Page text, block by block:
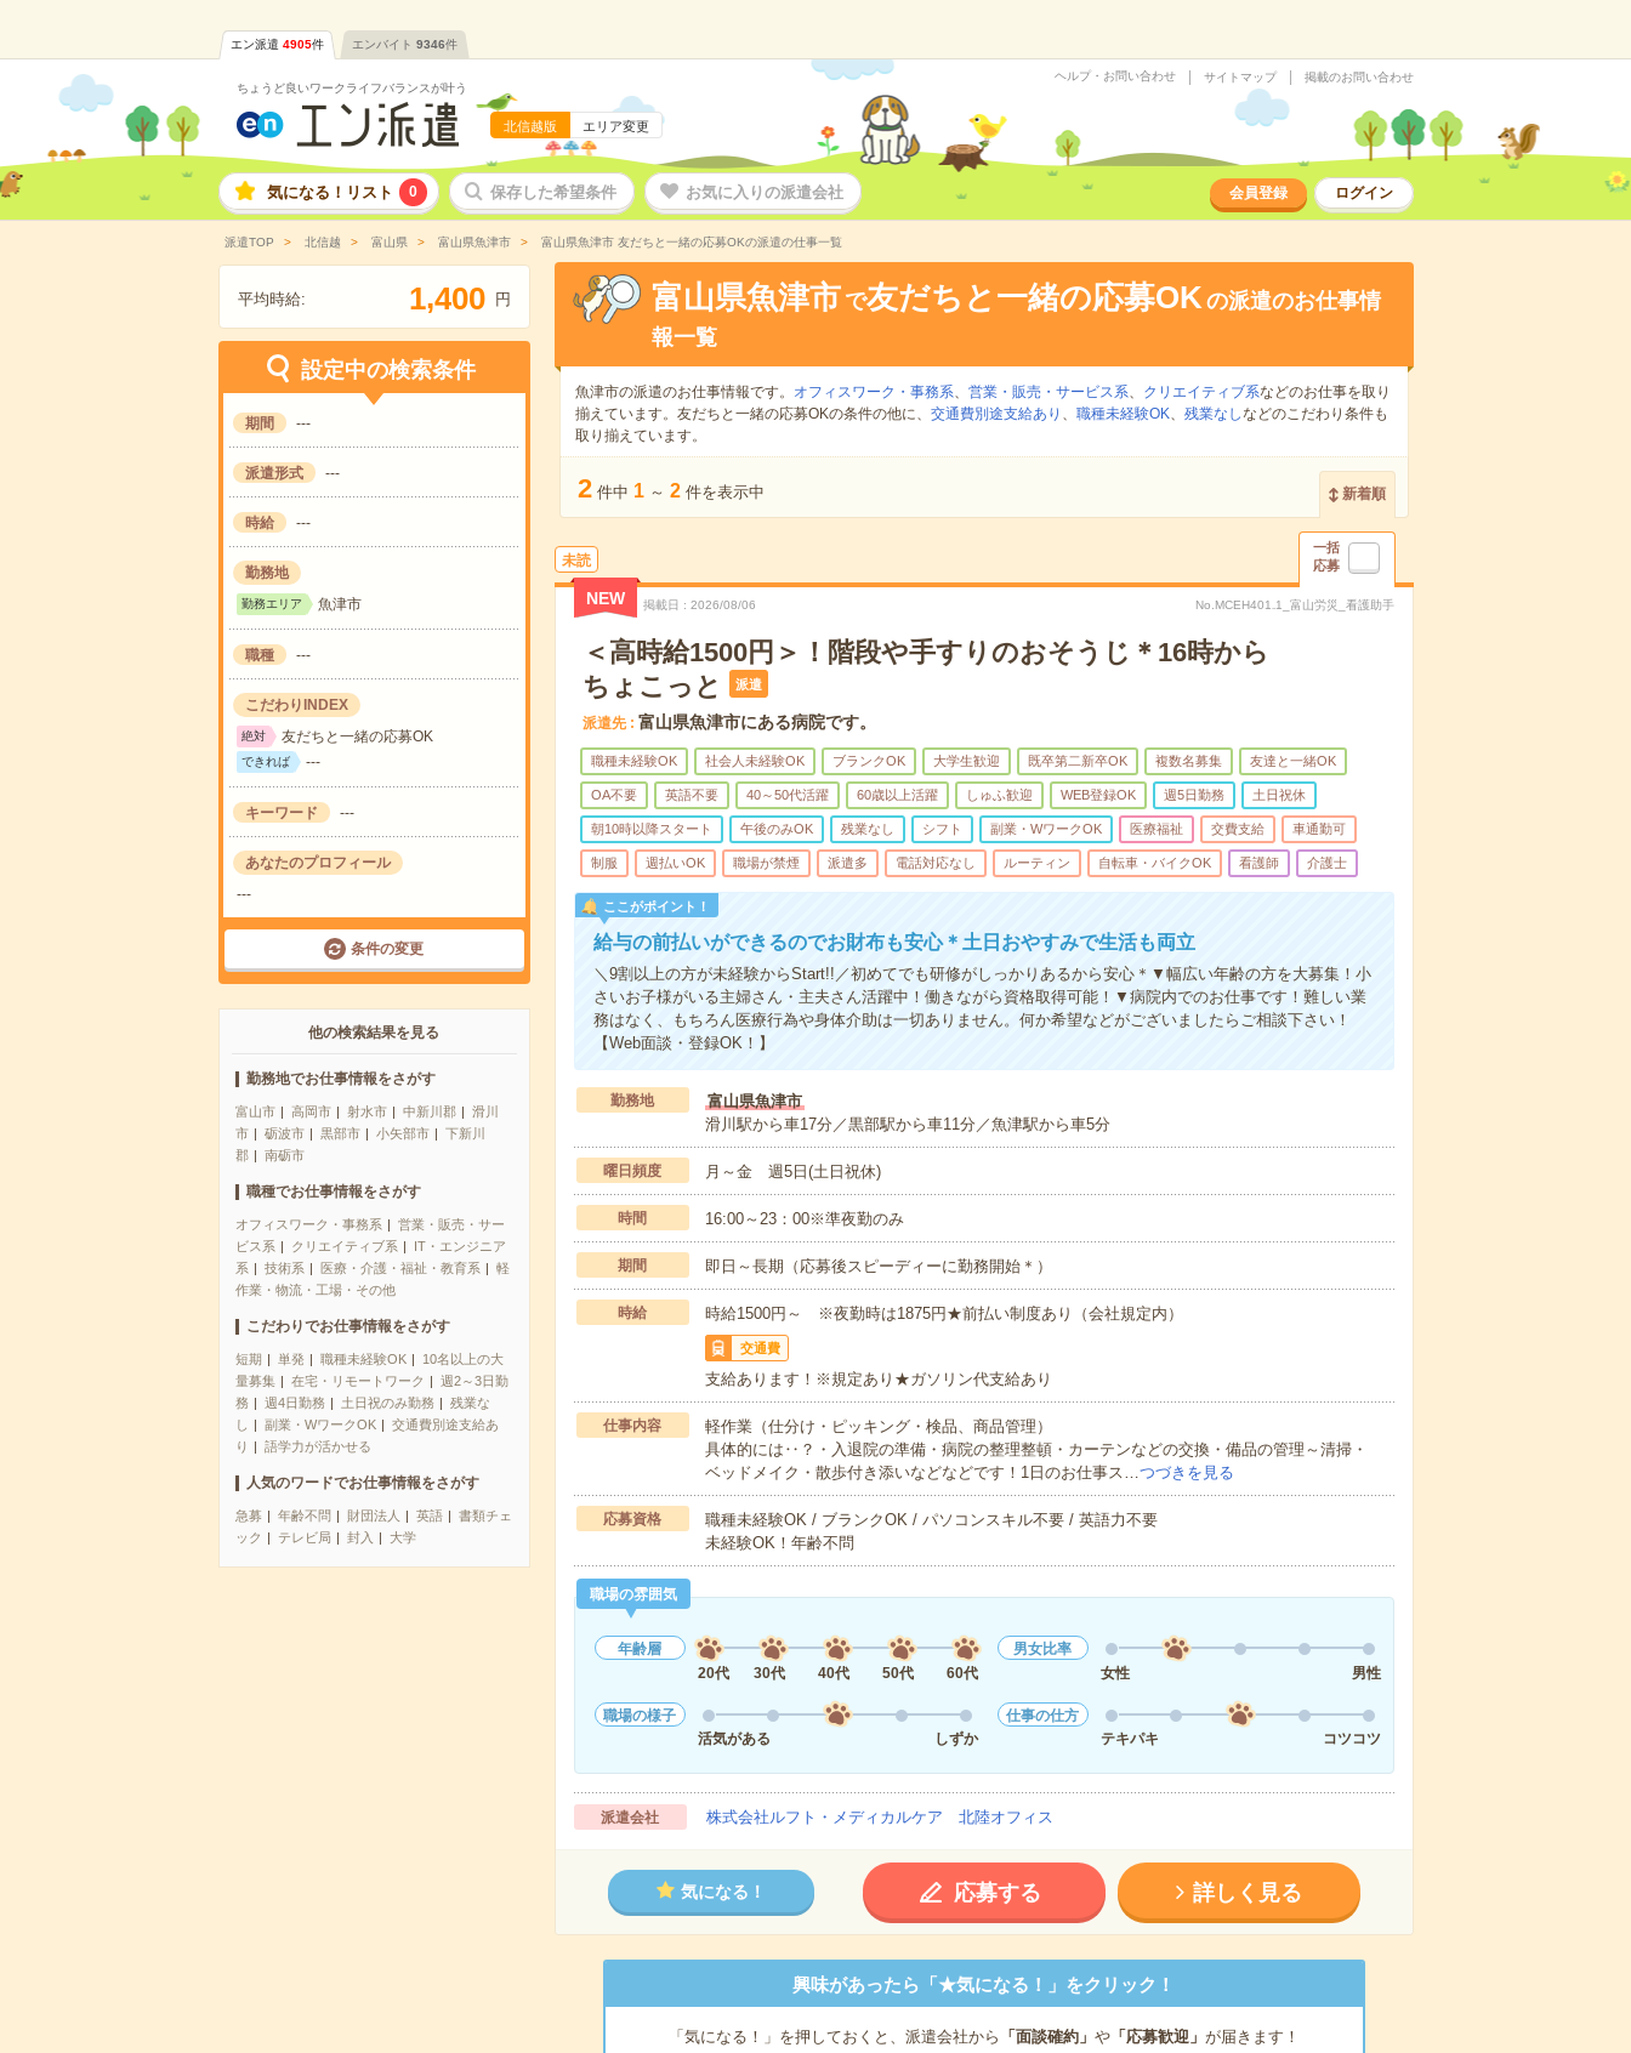
エン派遣 4905件 エンバイト 9346件
ちょうど良いワークライフバランスが叶う
北信越版 エリア変更
ヘルプ・お問い合わせ サイトマップ 掲載のお問い合わせ
気になる！リスト 0 保存した希望条件 お気に入りの派遣会社 会員登録 ログイン
派遣TOP 北信越 富山県 富山県魚津市 富山県魚津市 友だちと一緒の応募OKの派遣の仕事一覧
平均時給: 1,400 円
設定中の検索条件
期間 ---
派遣形式 ---
時給 ---
勤務地
勤務エリア 魚津市
職種 ---
こだわりINDEX
絶対 友だちと一緒の応募OK
できれば ---
キーワード ---
あなたのプロフィール
---
条件の変更
他の検索結果を見る
勤務地でお仕事情報をさがす
富山市 高岡市 射水市 中新川郡
滑川
市
砺波市 黒部市 小矢部市
下新川
郡
南砺市
職種でお仕事情報をさがす
オフィスワーク・事務系
営業・販売・サー
ビス系
クリエイティブ系
IT・エンジニア
系
技術系 医療・介護・福祉・教育系
軽
作業・物流・工場・その他
こだわりでお仕事情報をさがす
短期 単発 職種未経験OK
10名以上の大
量募集
在宅・リモートワーク
週2～3日勤
務
週4日勤務 土日祝のみ勤務
残業な
し
副業・WワークOK
交通費別途支給あ
り
語学力が活かせる
人気のワードでお仕事情報をさがす
急募 年齢不問 財団法人 英語
書類チェ
ック
テレビ局 封入 大学
富山県魚津市 で友だちと一緒の応募OKの派遣のお仕事情
報一覧
魚津市の派遣のお仕事情報です。 オフィスワーク・事務系、 営業・販売・サービス系、 クリエイティブ系などのお仕事を取り
揃えています。友だちと一緒の応募OKの条件の他に、 交通費別途支給あり 、 職種未経験OK、 残業なしなどのこだわり条件も
取り揃えています。
2 件中 1 ～ 2 件を表示中 新着順
未読
一括
応募
NEW 掲載日 2026/08/06 No.MCEH401₋1_富山労災_看護助手
＜高時給1500円＞！階段や手すりのおそうじ＊16時から
ちょこっと
派遣
派遣先 富山県魚津市にある病院です。
職種未経験OK 社会人未経験OK ブランクOK 大学生歓迎 既卒第二新卒OK 複数名募集 友達と一緒OK
OA不要 英語不要 40～50代活躍 60歳以上活躍 しゅふ歓迎 WEB登録OK 週5日勤務 土日祝休
朝10時以降スタート 午後のみOK 残業なし シフト 副業・WワークOK 医療福祉 交費支給 車通勤可
制服 週払いOK 職場が禁煙 派遣多 電話対応なし ルーティン 自転車・バイクOK 看護師 介護士
ここがポイント！
給与の前払いができるのでお財布も安心＊土日おやすみで生活も両立
＼9割以上の方が未経験からStart!!／初めてでも研修がしっかりあるから安心＊▼幅広い年齢の方を大募集！小
さいお子様がいる主婦さん・主夫さん活躍中！働きながら資格取得可能！▼病院内でのお仕事です！難しい業
務はなく、もちろん医療行為や身体介助は一切ありません。何か希望などがございましたらご相談下さい！
【Web面談・登録OK！】
勤務地
富山県魚津市
滑川駅から車17分／黒部駅から車11分／魚津駅から車5分
曜日頻度 月～金 週5日(土日祝休)
時間 16:00～23：00※準夜勤のみ
期間 即日～長期（応募後スピーディーに勤務開始＊）
時給 時給1500円～ ※夜勤時は1875円★前払い制度あり（会社規定内）
交通費
支給あります！※規定あり★ガソリン代支給あり
仕事内容
軽作業（仕分け・ピッキング・検品、商品管理）
具体的には‥？・入退院の準備・病院の整理整頓・カーテンなどの交換・備品の管理～清掃・
ベッドメイク・散歩付き添いなどなどです！1日のお仕事ス…つづきを見る
応募資格
職種未経験OK / ブランクOK / パソコンスキル不要 / 英語力不要
未経験OK！年齢不問
職場の雰囲気
年齢層
20代
30代 40代 50代 60代
男女比率
女性
男性
職場の様子
活気がある
しずか
仕事の仕方
テキパキ
コツコツ
派遣会社 株式会社ルフト・メディカルケア 北陸オフィス
気になる！ 応募する 詳しく見る
興味があったら「★気になる！」をクリック！
「気になる！」を押しておくと、派遣会社から 「面談確約」 や「応募歓迎」 が届きます！